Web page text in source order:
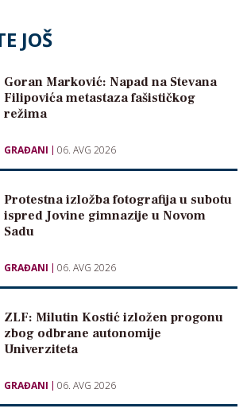
JOŠ
Goran Marković: Napad na Stevana
Filipovića metastaza fašističkog
režima
GRAĐANI 06. AVG 2026
Protestna izložba fotografija u subotu
ispred Jovine gimnazije u Novom
Sadu
GRAĐANI 06. AVG 2026
ZLF: Milutin Kostić izložen progonu
zbog odbrane autonomije
Univerziteta
GRAĐANI 06. AVG 2026